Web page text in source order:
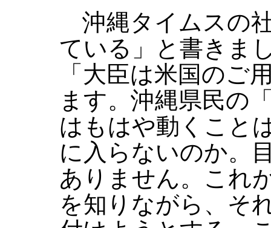
沖縄タイムスの
ている」と書きま
「大臣は米国のご
ます。沖縄県民の
はもはや動くこと
に入らないのか。
ありません。これ
を知りながら、そ